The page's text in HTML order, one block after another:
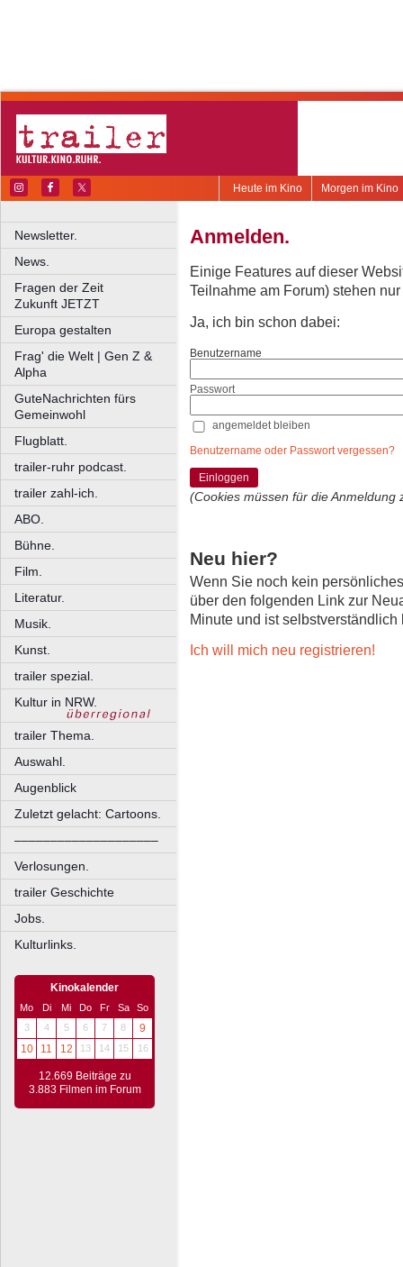
Morgen im Kino
Heute im Kino
Newsletter.
News.
Fragen der Zeit
Zukunft JETZT
Europa gestalten
Frag' die Welt | Gen Z &
Alpha
GuteNachrichten fürs
Gemeinwohl
Flugblatt.
trailer-ruhr podcast.
trailer zahl-ich.
ABO.
Bühne.
Film.
Literatur.
Musik.
Kunst.
trailer spezial.
Kultur in NRW.
trailer Thema.
Auswahl.
Augenblick
Zuletzt gelacht: Cartoons.
––––––––––––––––––––
Verlosungen.
trailer Geschichte
Jobs.
Kulturlinks.
Kinokalender
Mo Di Mi Do Fr Sa
So
3
4 5 6 7 8
9
10
11 12 13 14 15 16
12.669 Beiträge zu
3.883 Filmen im Forum
Anmelden.
Einige Features auf dieser
Teilnahme am Forum) stehen
Ja, ich bin schon dabei:
Benutzername
Passwort
angemeldet bleiben
Benutzername oder Passwort vergessen?
Einloggen
(Cookies müssen für die Anmeldung
Neu hier?
Wenn Sie noch kein
über den folgenden Link zur
Minute und ist selbstverständlich
Ich will mich neu registrieren!